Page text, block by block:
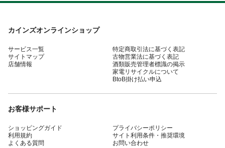
カインズオンラインショップ
サービス一覧
サイトマップ
店舗情報
特定商取引法に基づく表記
古物営業法に基づく表記
酒類販売管理者標識の掲示
家電リサイクルについて
BtoB掛け払い申込
お客様サポート
ショッピングガイド
利用規約
よくある質問
プライバシーポリシー
サイト利用条件・推奨環境
お問い合わせ